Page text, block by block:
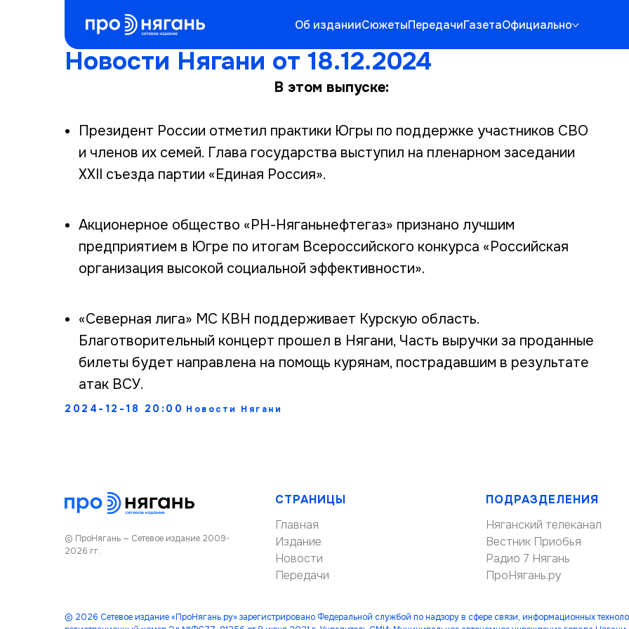
Об изданииСюжетыПередачиГазетаОфициально
Новости Нягани от 18.12.2024
В этом выпуске:
Президент России отметил практики Югры по поддержке участников СВО
и членов их семей. Глава государства выступил на пленарном заседании
XXII съезда партии «Единая Россия».
Акционерное общество «РН-Няганьнефтегаз» признано лучшим
предприятием в Югре по итогам Всероссийского конкурса «Российская
организация высокой социальной эффективности».
«Северная лига» МС КВН поддерживает Курскую область.
Благотворительный концерт прошел в Нягани, Часть выручки за проданные
билеты будет направлена на помощь курянам, пострадавшим в результате
атак ВСУ.
2024-12-18 20:00 Новости Нягани
© ПроНягань — Сетевое издание 2009-
2026 гг.
СТРАНИЦЫ
Главная
Издание
Новости
Передачи
ПОДРАЗДЕЛЕНИЯ
Няганский телеканал
Вестник Приобья
Радио 7 Нягань
ПроНягань.ру
© 2026 Сетевое издание «ПроНягань.ру» зарегистрировано Федеральной службой по надзору в сфере связи, информационных